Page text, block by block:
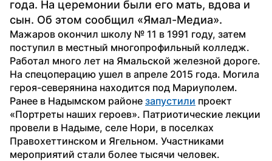
года. На церемонии были его мать, вдова и
сын. Об этом сообщил «Ямал-Медиа».
Мажаров окончил школу № 11 в 1991 году, затем
поступил в местный многопрофильный колледж.
Работал много лет на Ямальской железной дороге.
На спецоперацию ушел в апреле 2015 года. Могила
героя-северянина находится под Мариуполем.
Ранее в Надымском районе запустили проект
«Портреты наших героев». Патриотические лекции
провели в Надыме, селе Нори, в поселках
Правохеттинском и Ягельном. Участниками
мероприятий стали более тысячи человек.